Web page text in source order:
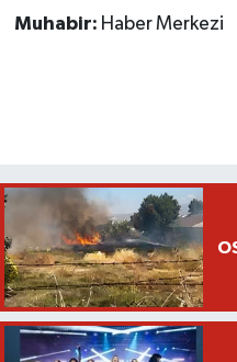
Muhabir: Haber Merkezi